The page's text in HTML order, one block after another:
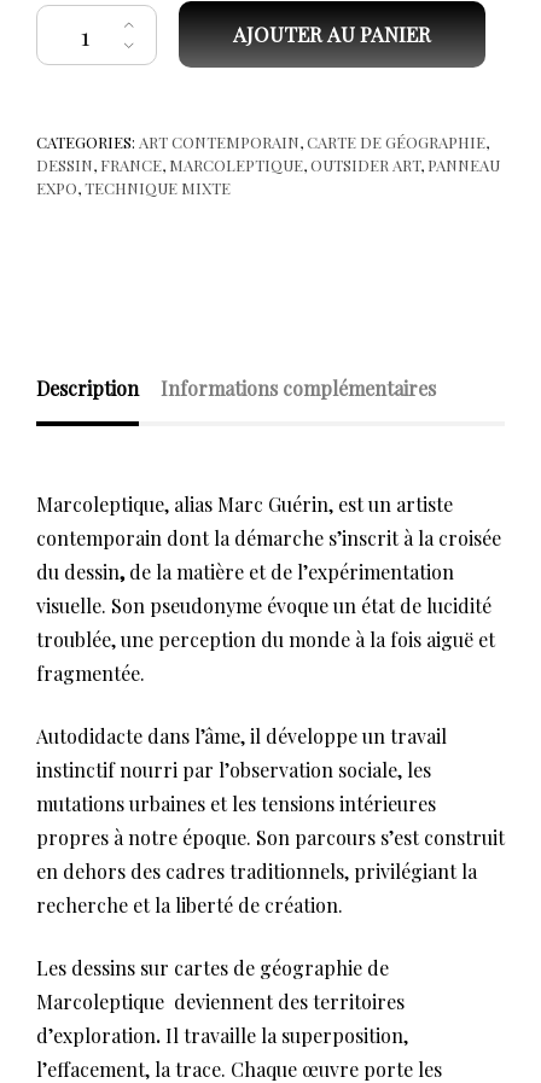
quantité de Marcoleptique, Denis-sort-du-confessionnal, E2
AJOUTER AU PANIER
CATEGORIES: ART CONTEMPORAIN,CARTE DE GÉOGRAPHIE,
DESSIN, FRANCE, MARCOLEPTIQUE,OUTSIDER ART, PANNEAU
EXPO,TECHNIQUE MIXTE
Description Informations complémentaires
Marcoleptique, alias Marc Guérin, est un artiste
contemporain dont la démarche s’inscrit à la croisée
du dessin, de la matière et de l’expérimentation
visuelle. Son pseudonyme évoque un état de lucidité
troublée, une perception du monde à la fois aiguë et
fragmentée.
Autodidacte dans l’âme, il développe un travail
instinctif nourri par l’observation sociale, les
mutations urbaines et les tensions intérieures
propres à notre époque. Son parcours s’est construit
en dehors des cadres traditionnels, privilégiant la
recherche et la liberté de création.
Les dessins sur cartes de géographie de
Marcoleptique deviennent des territoires
d’exploration.Il travaille la superposition,
l’effacement, la trace. Chaque œuvre porte les